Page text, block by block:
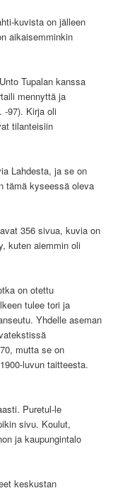
kuvista on jälleen
aikaisemminkin
Tupalan kanssa
mennyttä ja
-97). Kirja oli
tilanteisiin
Lahdesta, ja se on
tämä kyseessä oleva
356 sivua, kuvia on
kuten aiemmin oli
on otettu
tulee tori ja
Yhdelle aseman
mutta se on
luvun taitteesta.
Puretul-le
sivu. Koulut,
ja kaupungintalo
keskustan